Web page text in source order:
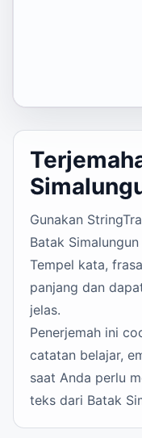
Gunakan
Batak
Tempel kata,
panjang dan
jelas.
Penerjemah ini
catatan belajar,
saat Anda perlu
teks dari Batak